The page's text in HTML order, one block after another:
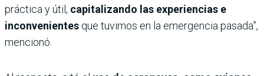
práctica y útil, capitalizando las experiencias e
inconvenientes que tuvimos en la emergencia pasada”,
mencionó.